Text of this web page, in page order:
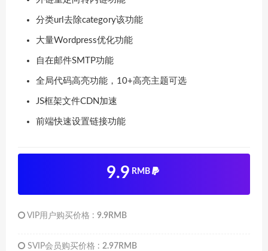
分类url去除category该功能
大量Wordpress优化功能
自在邮件SMTP功能
全局代码高亮功能，10+高亮主题可选
JS框架文件CDN加速
前端快速设置链接功能
9.9 RMB
VIP用户购买价格 : 9.9RMB
SVIP会员购买价格 : 2.97RMB